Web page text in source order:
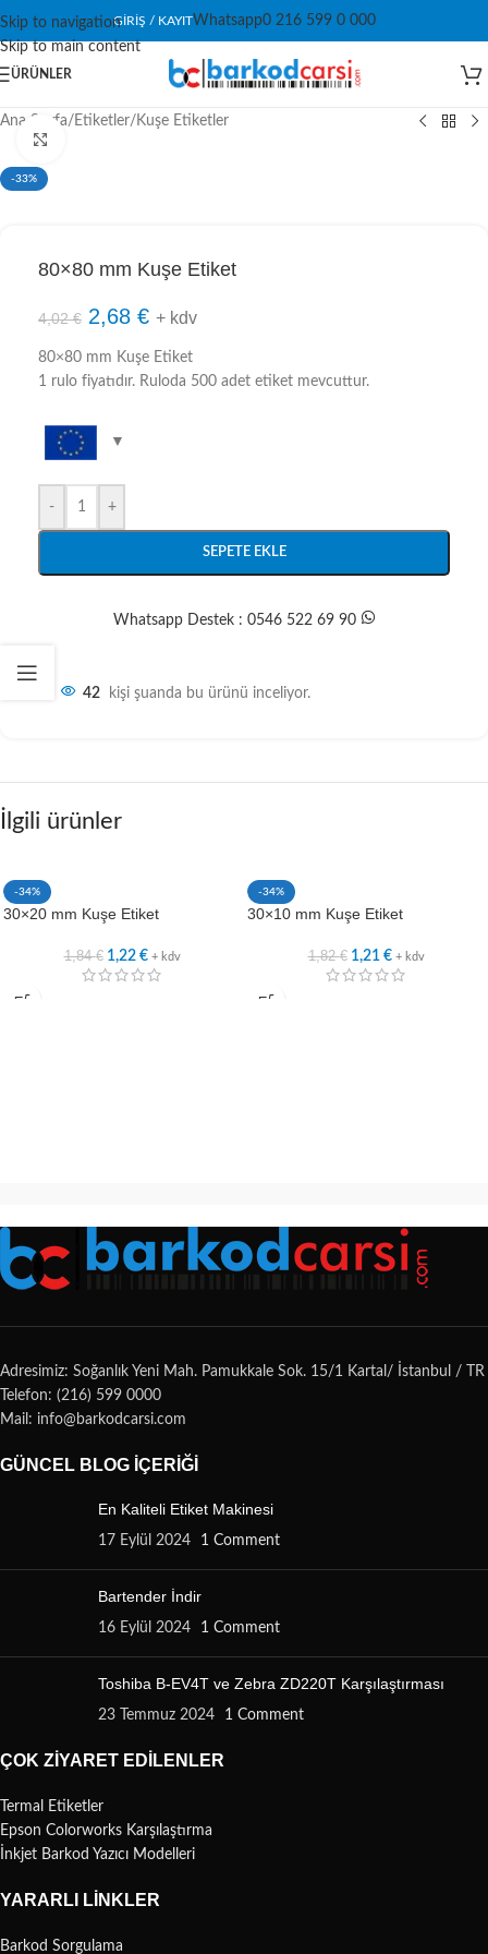
Skip to navigation
Skip to main content
GIRIŞ / KAYITWhatsapp0 216 599 0 000
ÜRÜNLER
Ana Sayfa/ Etiketler/ Kuşe Etiketler
-33%
80×80 mm Kuşe Etiket
4,02€ 2,68 € + kdv
80×80 mm Kuşe Etiket
1 rulo fiyatıdır. Ruloda 500 adet etiket mevcuttur.
- +
SEPETE EKLE
Whatsapp Destek : 0546 522 69 90
42 kişi şuanda bu ürünü inceliyor.
İlgili ürünler
-34%
30×20 mm Kuşe Etiket
1,84€ 1,22 € + kdv
-34%
30×10 mm Kuşe Etiket
1,82€ 1,21 € + kdv
Adresimiz: Soğanlık Yeni Mah. Pamukkale Sok. 15/1 Kartal/ İstanbul / TR
Telefon: (216) 599 0000
Mail: info@barkodcarsi.com
GÜNCEL BLOG İÇERIĞI
En Kaliteli Etiket Makinesi
17 Eylül 2024 1 Comment
Bartender İndir
16 Eylül 2024 1 Comment
Toshiba B-EV4T ve Zebra ZD220T Karşılaştırması
23 Temmuz 2024 1 Comment
ÇOK ZIYARET EDILENLER
Termal Etiketler
Epson Colorworks Karşılaştırma
İnkjet Barkod Yazıcı Modelleri
YARARLI LINKLER
Barkod Sorgulama